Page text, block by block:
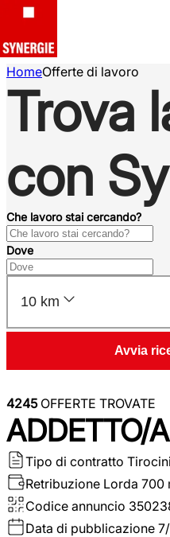
HomeOfferte di lavoro
Trova
con
Che lavoro stai cercando?
Dove
10 km
Avvia
4245OFFERTE TROVATE
ADDETTO/
Tipo di contratto
Retribuzione Lorda 700
Codice annuncio
Data di pubblicazione